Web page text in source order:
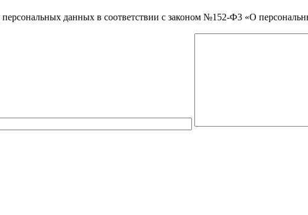
персональных данных в соответствии с законом №152-Ф3 «О